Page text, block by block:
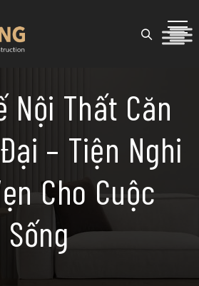
Nội Thất Căn
– Tiện Nghi
Cho Cuộc
Sống